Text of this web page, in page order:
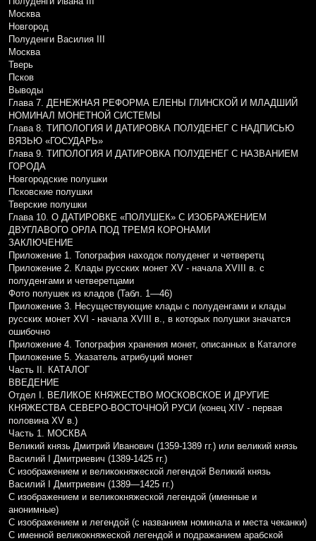
Москва
Новгород
Полуденги Василия III
Москва
Тверь
Псков
Выводы
Глава 7. ДЕНЕЖНАЯ РЕФОРМА ЕЛЕНЫ ГЛИНСКОЙ И МЛАДШИЙ
НОМИНАЛ МОНЕТНОЙ СИСТЕМЫ
Глава 8. ТИПОЛОГИЯ И ДАТИРОВКА ПОЛУДЕНЕГ С НАДПИСЬЮ
ВЯЗЬЮ «ГОСУДАРЬ»
Глава 9. ТИПОЛОГИЯ И ДАТИРОВКА ПОЛУДЕНЕГ С НАЗВАНИЕМ
ГОРОДА
Новгородские полушки
Псковские полушки
Тверские полушки
Глава 10. О ДАТИРОВКЕ «ПОЛУШЕК» С ИЗОБРАЖЕНИЕМ
ДВУГЛАВОГО ОРЛА ПОД ТРЕМЯ КОРОНАМИ
ЗАКЛЮЧЕНИЕ
Приложение 1. Топография находок полуденег и четверетц
Приложение 2. Клады русских монет XV - начала XVIII в. с
полуденгами и четверетцами
Фото полушек из кладов (Табл. 1—46)
Приложение 3. Несуществующие клады с полуденгами и клады
русских монет XVI - начала XVIII в., в которых полушки значатся
ошибочно
Приложение 4. Топография хранения монет, описанных в Каталоге
Приложение 5. Указатель атрибуций монет
Часть II. КАТАЛОГ
ВВЕДЕНИЕ
Отдел I. ВЕЛИКОЕ КНЯЖЕСТВО МОСКОВСКОЕ И ДРУГИЕ
КНЯЖЕСТВА СЕВЕРО-ВОСТОЧНОЙ РУСИ (конец XIV - первая
половина XV в.)
Часть 1. МОСКВА
Великий князь Дмитрий Иванович (1359-1389 гг.) или великий князь
Василий I Дмитриевич (1389-1425 гг.)
С изображением и великокняжеской легендой Великий князь
Василий I Дмитриевич (1389—1425 гг.)
С изображением и великокняжеской легендой (именные и
анонимные)
С изображением и легендой (с названием номинала и места чеканки)
С именной великокняжеской легендой и подражанием арабской